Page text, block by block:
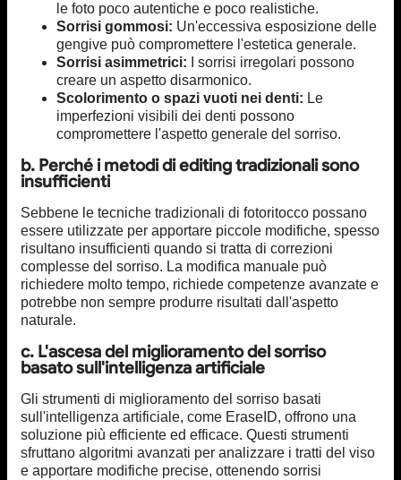
le foto poco autentiche e poco realistiche.
Sorrisi gommosi: Un'eccessiva esposizione delle
gengive può compromettere l'estetica generale.
Sorrisi asimmetrici: I sorrisi irregolari possono
creare un aspetto disarmonico.
Scolorimento o spazi vuoti nei denti: Le
imperfezioni visibili dei denti possono
compromettere l'aspetto generale del sorriso.
b. Perché i metodi di editing tradizionali sono
insufficienti
Sebbene le tecniche tradizionali di fotoritocco possano
essere utilizzate per apportare piccole modifiche, spesso
risultano insufficienti quando si tratta di correzioni
complesse del sorriso. La modifica manuale può
richiedere molto tempo, richiede competenze avanzate e
potrebbe non sempre produrre risultati dall'aspetto
naturale.
c. L'ascesa del miglioramento del sorriso
basato sull'intelligenza artificiale
Gli strumenti di miglioramento del sorriso basati
sull'intelligenza artificiale, come EraseID, offrono una
soluzione più efficiente ed efficace. Questi strumenti
sfruttano algoritmi avanzati per analizzare i tratti del viso
e apportare modifiche precise, ottenendo sorrisi